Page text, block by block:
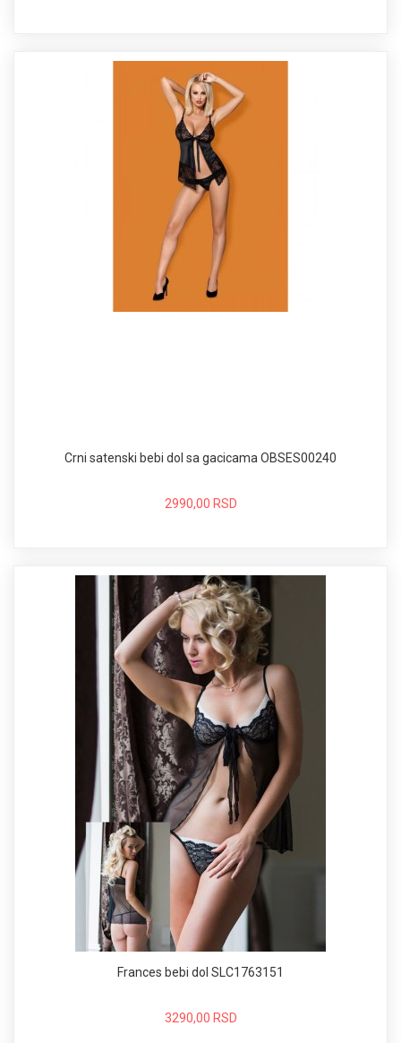
Crni satenski bebi dol sa gacicama OBSES00240
2990,00 RSD
Frances bebi dol SLC1763151
3290,00 RSD